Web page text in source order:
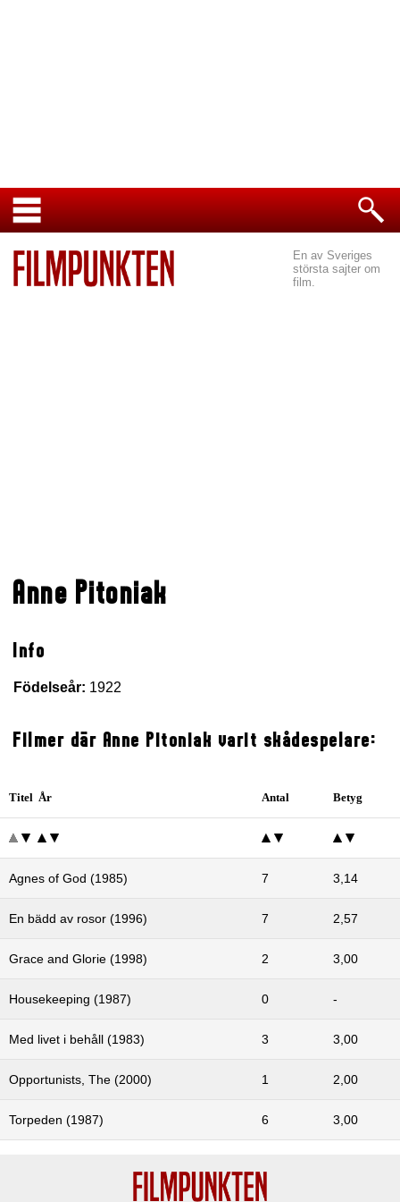
En av Sveriges
största sajter om
film.
Anne Pitoniak
Info
Födelseår: 1922
Filmer där Anne Pitoniak varit skådespelare:
Titel År Antal Betyg
Agnes of God (1985) 7 3,14
En bädd av rosor (1996) 7 2,57
Grace and Glorie (1998) 2 3,00
Housekeeping (1987) 0 -
Med livet i behåll (1983) 3 3,00
Opportunists, The (2000) 1 2,00
Torpeden (1987) 6 3,00